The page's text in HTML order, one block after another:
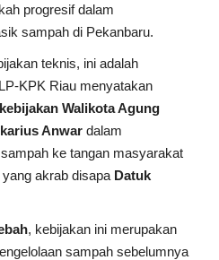
progresif dalam
sampah di Pekanbaru.
teknis, ini adalah
KPK Riau menyatakan
Walikota Agung
Anwar dalam
ke tangan masyarakat
akrab disapa Datuk
, kebijakan ini merupakan
sampah sebelumnya